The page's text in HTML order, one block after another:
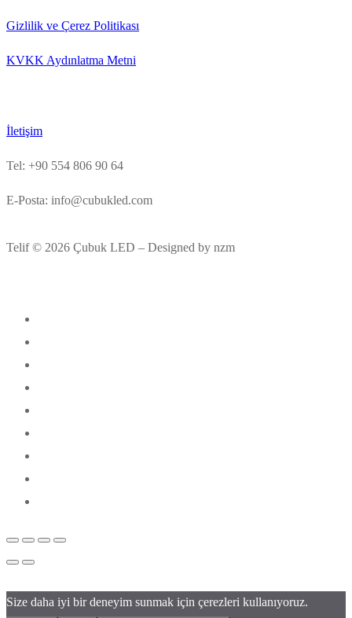
Gizlilik ve Çerez Politikası
KVKK Aydınlatma Metni
İletişim
Tel: +90 554 806 90 64
E-Posta: info@cubukled.com
Telif © 2026 Çubuk LED – Designed by nzm
Size daha iyi bir deneyim sunmak için çerezleri kullanıyoruz.